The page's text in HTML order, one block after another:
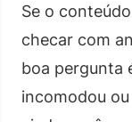
Se o
checar com
boa pergunta
incomodou